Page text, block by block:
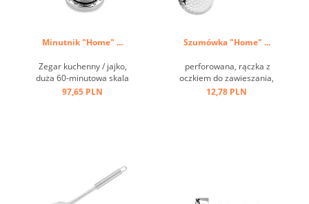
Minutnik "Home" ...
Zegar kuchenny / jajko,
duża 60-minutowa skala
czasowa, wielofunkcyjna
97,65 PLN
Szumówka "Home" ...
perforowana, rączka z
oczkiem do zawieszania,
stal nierdzewna ...
12,78 PLN